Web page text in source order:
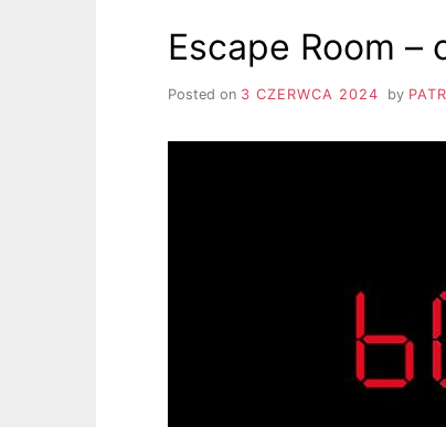
Escape Room
Posted on 3 CZERWCA 2024 by